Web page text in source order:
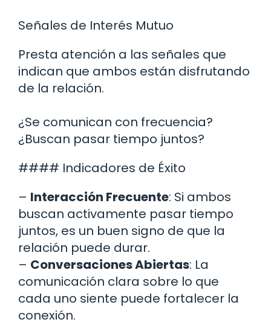
Señales de Interés Mutuo
Presta atención a las señales que
indican que ambos están disfrutando
de la relación.
¿Se comunican con frecuencia?
¿Buscan pasar tiempo juntos?
#### Indicadores de Éxito
– Interacción Frecuente: Si ambos
buscan activamente pasar tiempo
juntos, es un buen signo de que la
relación puede durar.
– Conversaciones Abiertas: La
comunicación clara sobre lo que
cada uno siente puede fortalecer la
conexión.